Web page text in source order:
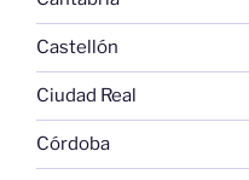
Castellón
Ciudad Real
Córdoba